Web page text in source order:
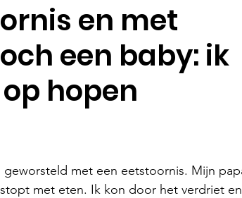
en met
een baby: ik
hopen
met een eetstoornis. Mijn
met eten. Ik kon door het verdriet